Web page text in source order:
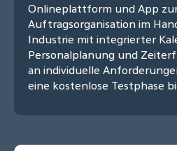
Onlineplattform und App
Auftragsorganisation im
Industrie mit integrierter
Personalplanung und
an individuelle
eine kostenlose Testphase